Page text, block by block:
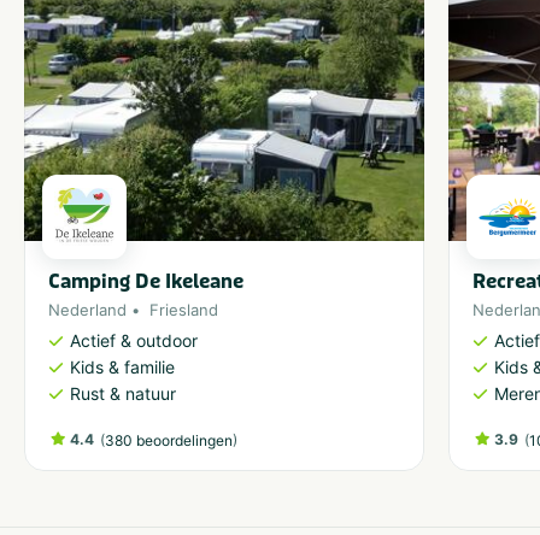
Camping De Ikeleane
Nederland Friesland
Actief & outdoor
Kids & familie
Rust & natuur
4.4 (380 beoordelingen)
Kids
3.9 (